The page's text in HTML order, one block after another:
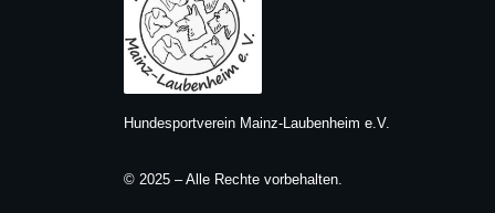
Hundesportverein Mainz-Laubenheim e.V.
© 2025 – Alle Rechte vorbehalten.